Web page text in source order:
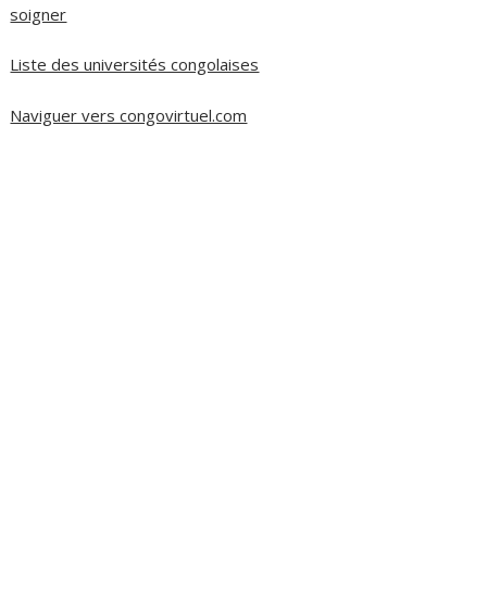
soigner
Liste des universités congolaises
Naviguer vers congovirtuel.com